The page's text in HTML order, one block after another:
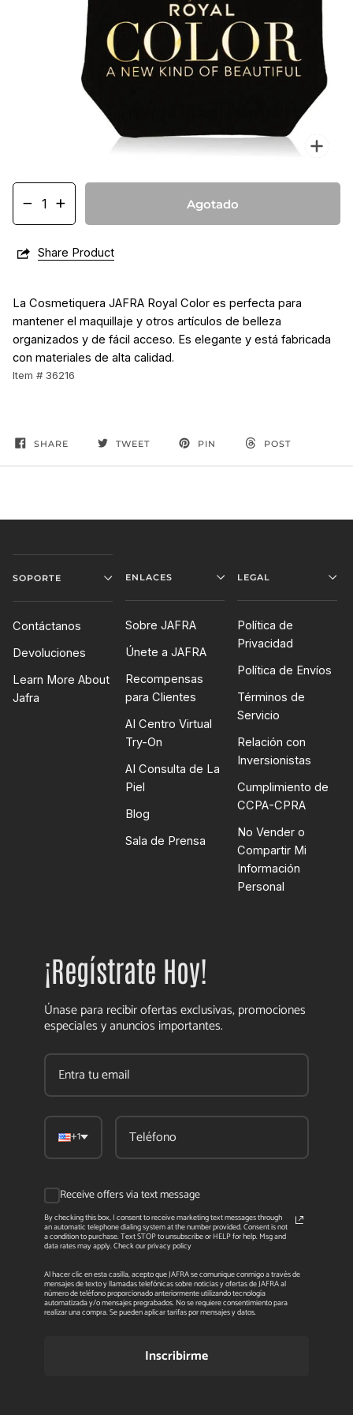
− + Agotado
Share Product
La Cosmetiquera JAFRA Royal Color es perfecta para
mantener el maquillaje y otros artículos de belleza
organizados y de fácil acceso. Es elegante y está fabricada
con materiales de alta calidad.
Item # 36216
SHARE TWEET PIN POST
SOPORTE
Contáctanos
Devoluciones
Learn More About
Jafra
ENLACES
Sobre JAFRA
Únete a JAFRA
Recompensas
para Clientes
AI Centro Virtual
Try-On
AI Consulta de La
Piel
Blog
Sala de Prensa
LEGAL
Política de
Privacidad
Política de Envíos
Términos de
Servicio
Relación con
Inversionistas
Cumplimiento de
CCPA-CPRA
No Vender o
Compartir Mi
Información
Personal
¡Regístrate Hoy!
Únase para recibir ofertas exclusivas, promociones
especiales y anuncios importantes.
+1
Receive offers via text message
By checking this box, I consent to receive marketing text messages through
an automatic telephone dialing system at the number provided. Consent is not
a condition to purchase. Text STOP to unsubscribe or HELP for help. Msg and
data rates may apply. Check our privacy policy
Al hacer clic en esta casilla, acepto que JAFRA se comunique conmigo a través de
mensajes de texto y llamadas telefónicas sobre noticias y ofertas de JAFRA al
número de teléfono proporcionado anteriormente utilizando tecnología
automatizada y/o mensajes pregrabados. No se requiere consentimiento para
realizar una compra. Se pueden aplicar tarifas por mensajes y datos.
Inscribirme